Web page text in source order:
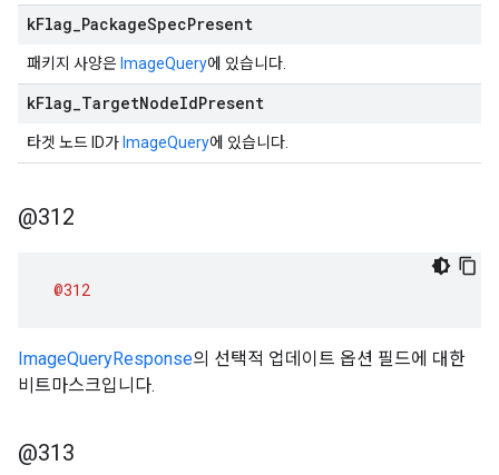
kFlag PackageSpecPresent
패키지 사양은 ImageQuery에 있습니다.
kFlag TargetNodeIdPresent
타겟 노드 ID가 ImageQuery에 있습니다.
@312
@312
ImageQueryResponse의 선택적 업데이트 옵션 필드에 대한
비트마스크입니다.
@313